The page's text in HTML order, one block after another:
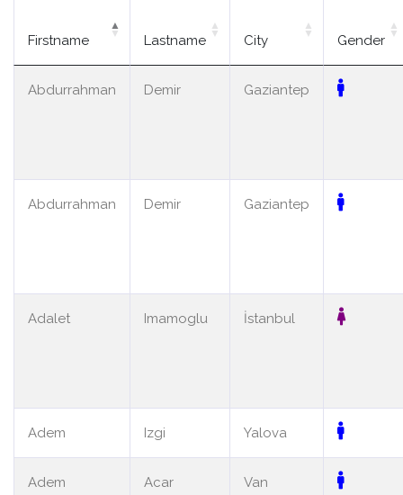
Firstname Lastname City Gender
Abdurrahman Demir Gaziantep
Abdurrahman Demir Gaziantep
Adalet Imamoglu İstanbul
Adem Izgi Yalova
Adem Acar Van